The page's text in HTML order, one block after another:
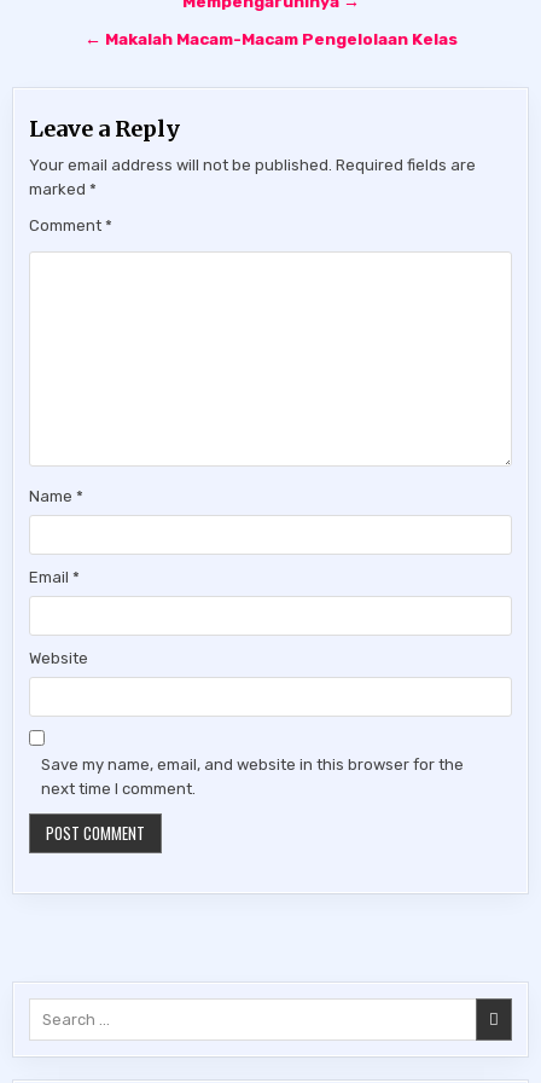
← Makalah Macam-Macam Pengelolaan Kelas
Leave a Reply
Your email address will not be published. Required fields are
marked*
Comment*
Name*
Email*
Website
Save my name, email, and website in this browser for the
next time I comment.